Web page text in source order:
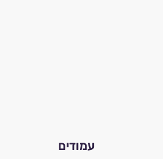
עמודים